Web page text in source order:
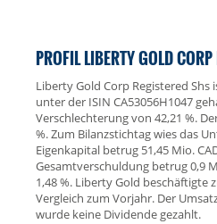
PROFIL LIBERTY GOLD
Liberty Gold Corp Registered
unter der ISIN CA53056H1047
Verschlechterung von 42,21 %.
%. Zum Bilanzstichtag wies das
Eigenkapital betrug 51,45 Mio.
Gesamtverschuldung betrug 0,9
1,48 %. Liberty Gold beschäftigte
Vergleich zum Vorjahr. Der
wurde keine Dividende gezahlt.